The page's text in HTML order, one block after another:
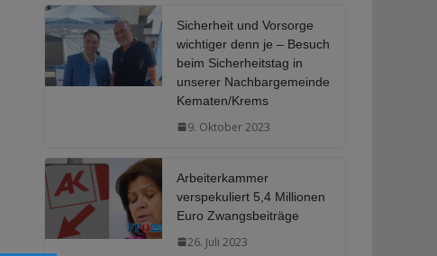
Sicherheit und Vorsorge
wichtiger denn je – Besuch
beim Sicherheitstag in
unserer Nachbargemeinde
Kematen/Krems
9. Oktober 2023
Arbeiterkammer
verspekuliert 5,4 Millionen
Euro Zwangsbeiträge
26. Juli 2023